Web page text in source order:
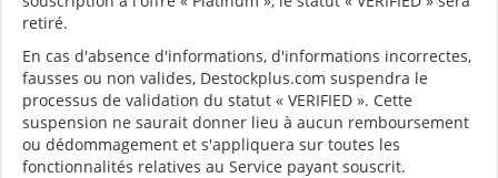
retiré.
En cas d'absence d'informations, d'informations incorrectes,
fausses ou non valides, Destockplus.com suspendra le
processus de validation du statut « VERIFIED ». Cette
suspension ne saurait donner lieu à aucun remboursement
ou dédommagement et s'appliquera sur toutes les
fonctionnalités relatives au Service payant souscrit.